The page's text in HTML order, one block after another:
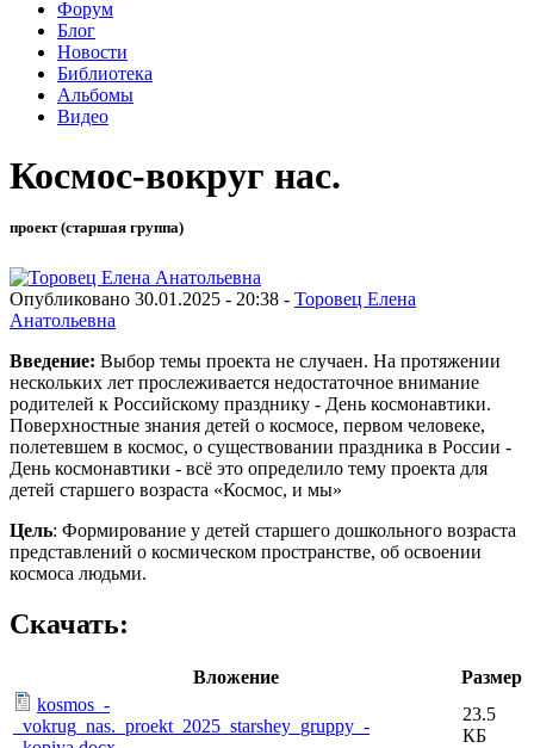
Форум
Блог
Новости
Библиотека
Альбомы
Видео
Космос-вокруг нас.
проект (старшая группа)
Опубликовано 30.01.2025 - 20:38 - Торовец Елена
Анатольевна
Введение: Выбор темы проекта не случаен. На протяжении
нескольких лет прослеживается недостаточное внимание
родителей к Российскому празднику - День космонавтики.
Поверхностные знания детей о космосе, первом человеке,
полетевшем в космос, о существовании праздника в России -
День космонавтики - всё это определило тему проекта для
детей старшего возраста «Космос, и мы»
Цель: Формирование у детей старшего дошкольного возраста
представлений о космическом пространстве, об освоении
космоса людьми.
Скачать:
Вложение
Размер
kosmos_-
_vokrug_nas._proekt_2025_starshey_gruppy_-
23.5
КБ